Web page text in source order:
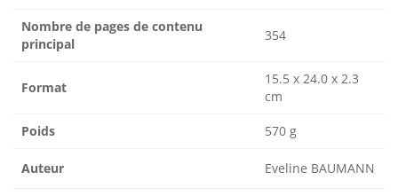
Nombre de pages de contenu
principal
354
Format
15.5 x 24.0 x 2.3
cm
Poids 570 g
Auteur Eveline BAUMANN